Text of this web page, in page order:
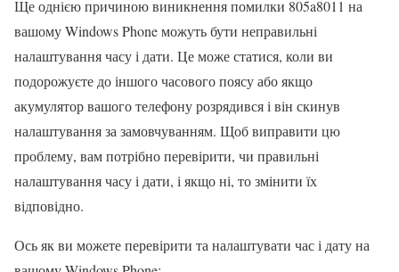
Ще однією причиною виникнення помилки 805a8011 на
вашому Windows Phone можуть бути неправильні
налаштування часу і дати. Це може статися, коли ви
подорожуєте до іншого часового поясу або якщо
акумулятор вашого телефону розрядився і він скинув
налаштування за замовчуванням. Щоб виправити цю
проблему, вам потрібно перевірити, чи правильні
налаштування часу і дати, і якщо ні, то змінити їх
відповідно.
Ось як ви можете перевірити та налаштувати час і дату на